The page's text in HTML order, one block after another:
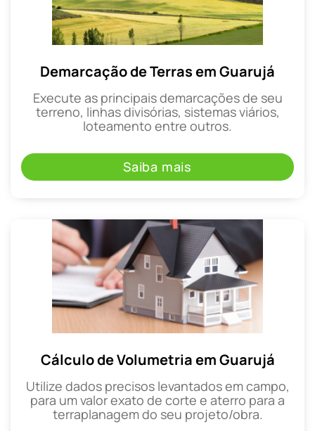
Demarcação de Terras em Guarujá
Execute as principais demarcações de seu
terreno, linhas divisórias, sistemas viários,
loteamento entre outros.
Saiba mais
Cálculo de Volumetria em Guarujá
Utilize dados precisos levantados em campo,
para um valor exato de corte e aterro para a
terraplanagem do seu projeto/obra.